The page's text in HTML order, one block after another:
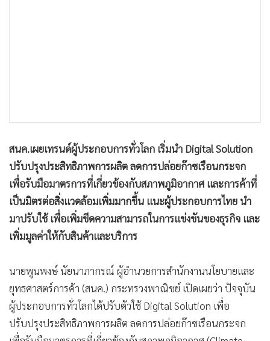
• หุ้น
กองทุนรวม
Celeb Online
• Factcheck
• ญี่ปุ่น
• News1
สนค.เผยเทรนด์ผู้ประกอบการทั่วโลก เริ่มนำ Digital Solution
ปรับปรุงประสิทธิภาพการผลิต ลดการปล่อยก๊าซเรือนกระจก
เพื่อรับมือมาตรการที่เกี่ยวข้องกับสภาพภูมิอากาศ และการค้าที่
เป็นมิตรต่อสิ่งแวดล้อมเพิ่มมากขึ้น แนะผู้ประกอบการไทย นำ
มาปรับใช้ เพื่อเพิ่มขีดความสามารถในการแข่งขันของธุรกิจ และ
เพิ่มมูลค่าให้กับสินค้าและบริการ
นายพูนพงษ์ นัยนาภากรณ์ ผู้อำนวยการสำนักงานนโยบายและ
ยุทธศาสตร์การค้า (สนค.) กระทรวงพาณิชย์ เปิดเผยว่า ปัจจุบัน
ผู้ประกอบการทั่วโลกได้ปรับตัวใช้ Digital Solution เพื่อ
ปรับปรุงประสิทธิภาพการผลิต ลดการปล่อยก๊าซเรือนกระจก